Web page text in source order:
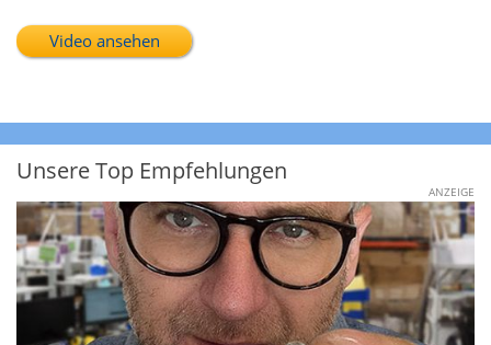
Video ansehen
Unsere Top Empfehlungen
ANZEIGE